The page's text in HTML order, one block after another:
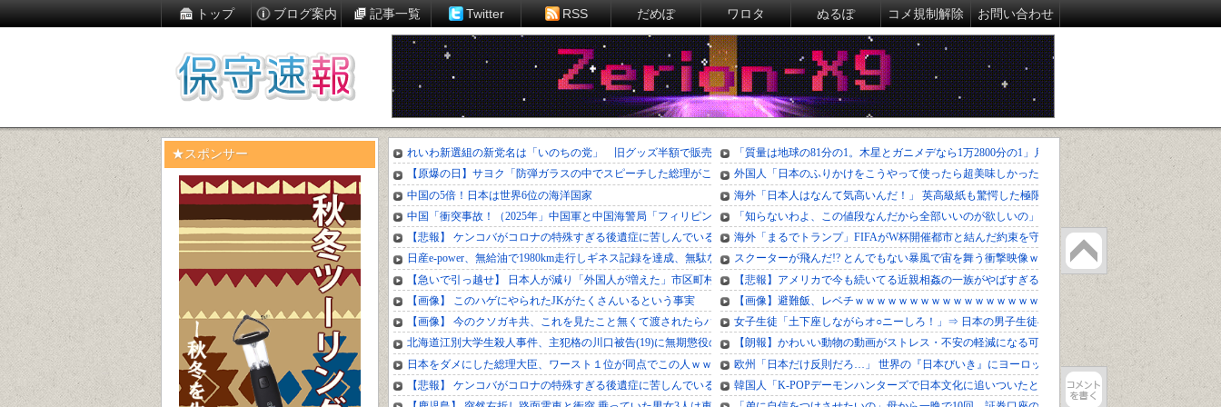
トップ ブログ案内 記事一覧 Twitter RSS だめぽ ワロタ ぬるぽ コメ規制解除 お問い合わせ
★スポンサー